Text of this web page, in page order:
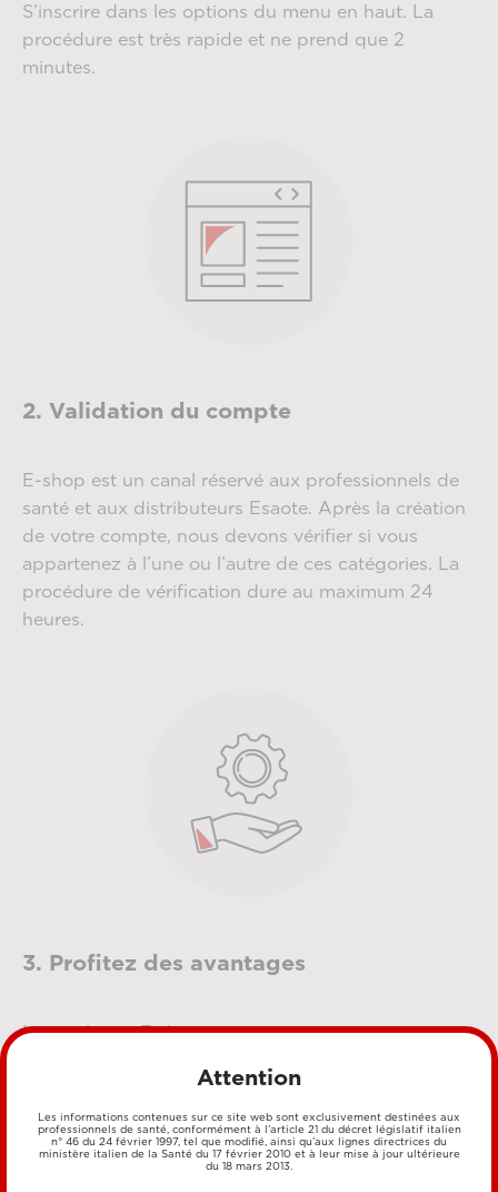
S’inscrire dans les options du menu en haut. La
procédure est très rapide et ne prend que 2
minutes.
2. Validation du compte
E-shop est un canal réservé aux professionnels de
santé et aux distributeurs Esaote. Après la création
de votre compte, nous devons vérifier si vous
appartenez à l’une ou l’autre de ces catégories. La
procédure de vérification dure au maximum 24
heures.
3. Profitez des avantages
Le catalogue E‑shop est constamment mis à jour
manquer. En créant votre compte, vous pourrez
visualiser votre espace réservé et être sûr de ne
manquer aucune des nouveautés disponibles.
Attention
Les informations contenues sur ce site web sont exclusivement destinées aux
professionnels de santé, conformément à l’article 21 du décret législatif italien
n° 46 du 24 février 1997, tel que modifié, ainsi qu’aux lignes directrices du
ministère italien de la Santé du 17 février 2010 et à leur mise à jour ultérieure
du 18 mars 2013.